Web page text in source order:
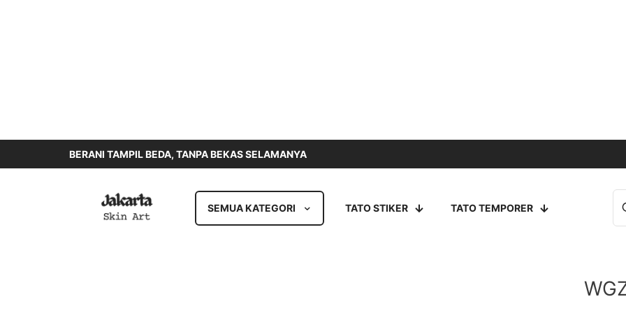
BERANI TAMPIL BEDA, TANPA BEKAS SELAMANYA
SEMUA KATEGORI TATO STIKER TATO TEMPORER